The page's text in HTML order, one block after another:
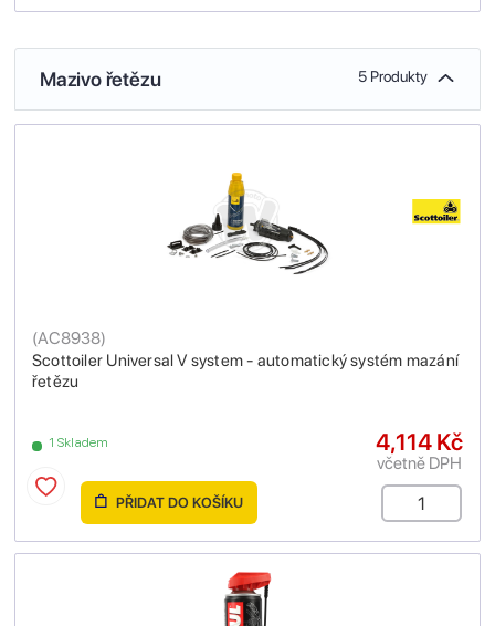
Mazivo řetězu 5 Produkty
Scottoiler Universal V system - automatický systém mazání
řetězu
(AC8938)
1 Skladem 4,114 Kč
včetně DPH
PŘIDAT DO KOŠÍKU